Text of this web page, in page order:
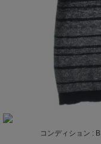
コンディション : B